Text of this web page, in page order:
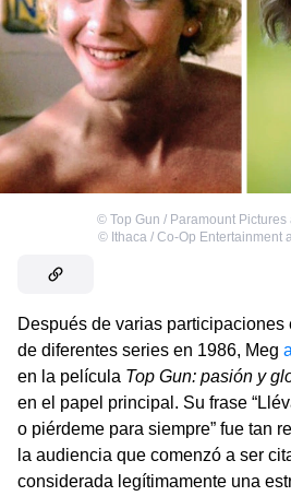
© Top Gun / Paramount
© Ithaca / Co-Op Entertainment
Después de varias participaciones
de diferentes series en 1986, Meg
en la película Top Gun: pasión y
en el papel principal. Su frase
o piérdeme para siempre” fue tan
la audiencia que comenzó a ser
considerada legítimamente una